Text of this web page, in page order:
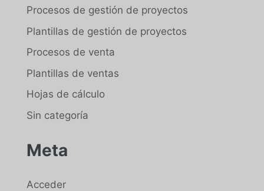
Procesos de gestión de proyectos
Plantillas de gestión de proyectos
Procesos de venta
Plantillas de ventas
Hojas de cálculo
Sin categoría
Meta
Acceder